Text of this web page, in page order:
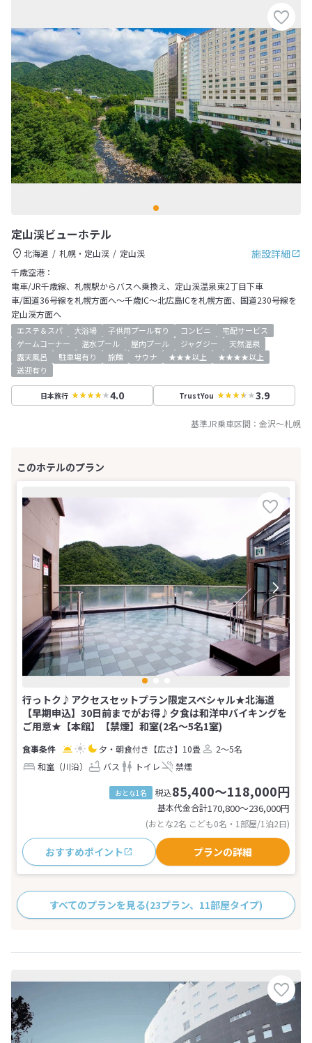
定山渓ビューホテル
施設詳細
北海道 札幌・定山渓
定山渓
千歳空港：
電車/JR千歳線、札幌駅からバスへ乗換え、定山渓温泉東2丁目下車
車/国道36号線を札幌方面へ～千歳IC～北広島ICを札幌方面、国道230号線を
定山渓方面へ
エステ＆スパ 大浴場 子供用プール有り コンビニ
宅配サービス
ゲームコーナー
温水プール 屋内プール ジャグジー
天然温泉
露天風呂
駐車場有り 旅館 サウナ ★★★以上
★★★★以上
送迎有り
日本旅行 4.0 TrustYou 3.9
基準JR乗車区間： 金沢～札幌
行っトク♪アクセスセットプラン限定スペシャル★北海道
【早期申込】30日前までがお得♪夕食は和洋中バイキングを
ご用意★【本館】【禁煙】和室(2名～5名1室)
夕・朝食付き 【広さ】10畳
2～5名
和室（川沿）
バス トイレ 禁煙
おとな1名 税込85,400～118,000円
基本代金合計170,800〜236,000円
(おとな2名 こども0名・1部屋/1泊2日)
おすすめポイント プランの詳細
すべてのプランを見る(23プラン、11部屋タイプ)